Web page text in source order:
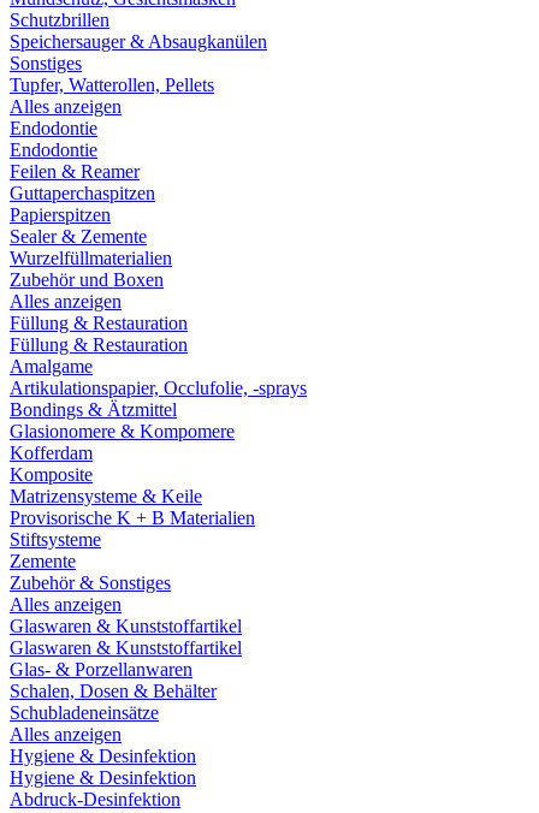
Schutzbrillen
Speichersauger & Absaugkanülen
Sonstiges
Tupfer, Watterollen, Pellets
Alles anzeigen
Endodontie
Endodontie
Feilen & Reamer
Guttaperchaspitzen
Papierspitzen
Sealer & Zemente
Wurzelfüllmaterialien
Zubehör und Boxen
Alles anzeigen
Füllung & Restauration
Füllung & Restauration
Amalgame
Artikulationspapier, Occlufolie, -sprays
Bondings & Ätzmittel
Glasionomere & Kompomere
Kofferdam
Komposite
Matrizensysteme & Keile
Provisorische K + B Materialien
Stiftsysteme
Zemente
Zubehör & Sonstiges
Alles anzeigen
Glaswaren & Kunststoffartikel
Glaswaren & Kunststoffartikel
Glas- & Porzellanwaren
Schalen, Dosen & Behälter
Schubladeneinsätze
Alles anzeigen
Hygiene & Desinfektion
Hygiene & Desinfektion
Abdruck-Desinfektion